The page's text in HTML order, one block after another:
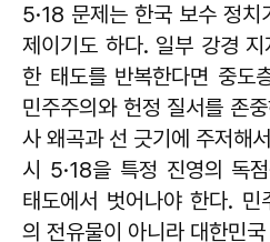
5·18 문제는 한국 보수 정
제이기도 하다. 일부 강경
한 태도를 반복한다면 중도
민주주의와 헌정 질서를 존
사 왜곡과 선 긋기에 주저해
시 5·18을 특정 진영의 독
태도에서 벗어나야 한다.
의 전유물이 아니라 대한민